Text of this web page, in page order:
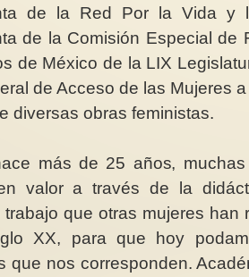
de la Red Por la Vida y
de la Comisión Especial de
de México de la LIX
de Acceso de las Mujeres
diversas obras feministas.
más de 25 años,
valor a través de la
trabajo que otras mujeres han
XX, para que hoy
que nos corresponden.
Apoya con nosotras
del premio René
Albanese
Nos sumamos a
reconocimiento de
Albanese para el
Cassin de...